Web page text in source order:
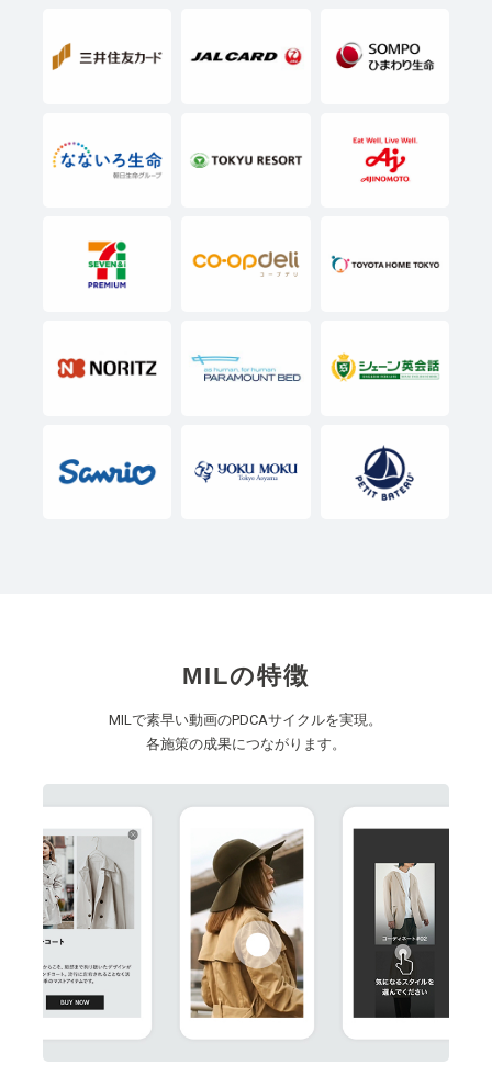
MILの特徴
MILで素早い動画のPDCAサイクルを実現。
各施策の成果につながります。